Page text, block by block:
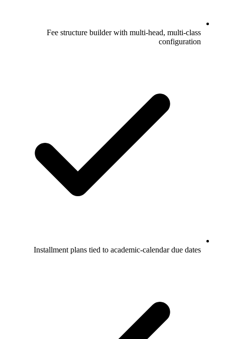
Fee structure builder with multi-head, multi-class
configuration
Installment plans tied to academic-calendar due dates